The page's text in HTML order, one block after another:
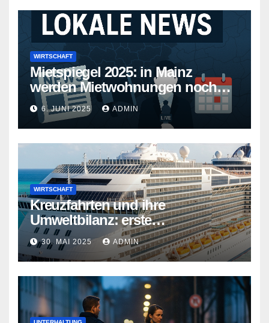
WIRTSCHAFT
Mietspiegel 2025: in Mainz
werden Mietwohnungen noch
teurer
6. JUNI 2025 ADMIN
WIRTSCHAFT
Kreuzfahrten und ihre
Umweltbilanz: erste
Kreuzfahrtschiffe gehen neue
Wege
30. MAI 2025 ADMIN